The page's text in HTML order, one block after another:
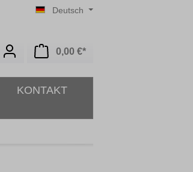
Deutsch
0,00 €*Warenkorb enthält 0
KONTAKT